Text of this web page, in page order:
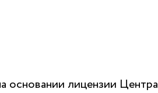
основании лицензии